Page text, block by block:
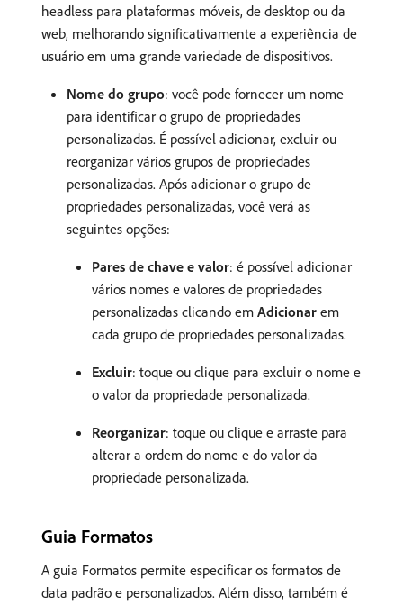
headless para plataformas móveis, de desktop ou da
web, melhorando significativamente a experiência de
usuário em uma grande variedade de dispositivos.
Nome do grupo: você pode fornecer um nome
para identificar o grupo de propriedades
personalizadas. É possível adicionar, excluir ou
reorganizar vários grupos de propriedades
personalizadas. Após adicionar o grupo de
propriedades personalizadas, você verá as
seguintes opções:
Pares de chave e valor: é possível adicionar
vários nomes e valores de propriedades
personalizadas clicando em Adicionar em
cada grupo de propriedades personalizadas.
Excluir: toque ou clique para excluir o nome e
o valor da propriedade personalizada.
Reorganizar: toque ou clique e arraste para
alterar a ordem do nome e do valor da
propriedade personalizada.
Guia Formatos
A guia Formatos permite especificar os formatos de
data padrão e personalizados. Além disso, também é